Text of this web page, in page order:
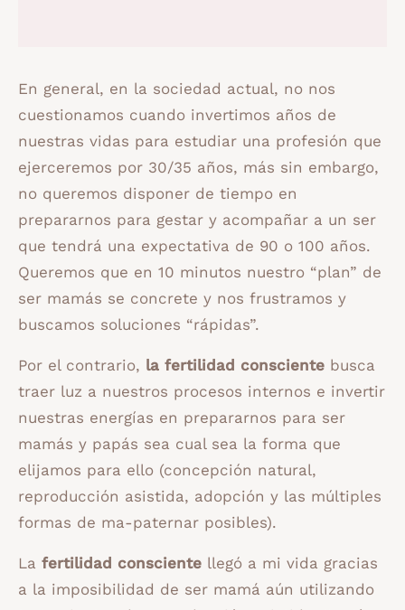
En general, en la sociedad actual, no nos
cuestionamos cuando invertimos años de
nuestras vidas para estudiar una profesión que
ejerceremos por 30/35 años, más sin embargo,
no queremos disponer de tiempo en
prepararnos para gestar y acompañar a un ser
que tendrá una expectativa de 90 o 100 años.
Queremos que en 10 minutos nuestro “plan” de
ser mamás se concrete y nos frustramos y
buscamos soluciones “rápidas”.
Por el contrario, la fertilidad consciente busca
traer luz a nuestros procesos internos e invertir
nuestras energías en prepararnos para ser
mamás y papás sea cual sea la forma que
elijamos para ello (concepción natural,
reproducción asistida, adopción y las múltiples
formas de ma-paternar posibles).
La fertilidad consciente llegó a mi vida gracias
a la imposibilidad de ser mamá aún utilizando